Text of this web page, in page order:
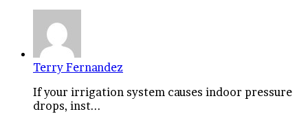
Terry Fernandez
If your irrigation system causes indoor pressure
drops, inst...